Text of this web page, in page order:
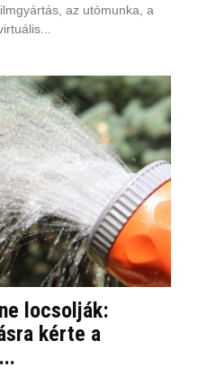
az utómunka, a
locsolják:
kérte a